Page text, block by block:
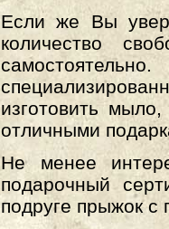
Если же Вы
количество
изготовить
отличными
Не менее
подарочный
подруге прыжок